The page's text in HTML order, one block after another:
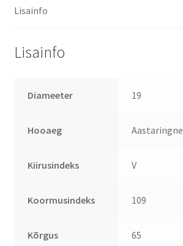
Lisainfo
Lisainfo
Diameeter 19
Hooaeg Aastaringne
Kiirusindeks V
Koormusindeks 109
Kõrgus 65